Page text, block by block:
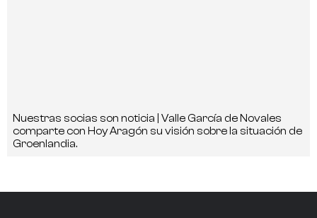
Nuestras socias son noticia | Valle García de Novales
comparte con Hoy Aragón su visión sobre la situación de
Groenlandia.